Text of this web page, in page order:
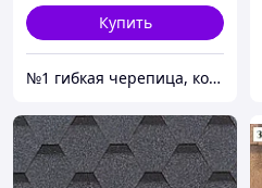
Купить
№1 гибкая черепица, композитная черепица из Европы, по лучшим ценам в Алматы